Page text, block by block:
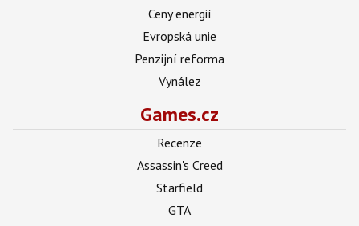
Ceny energií
Evropská unie
Penzijní reforma
Vynález
Games.cz
Recenze
Assassin's Creed
Starfield
GTA